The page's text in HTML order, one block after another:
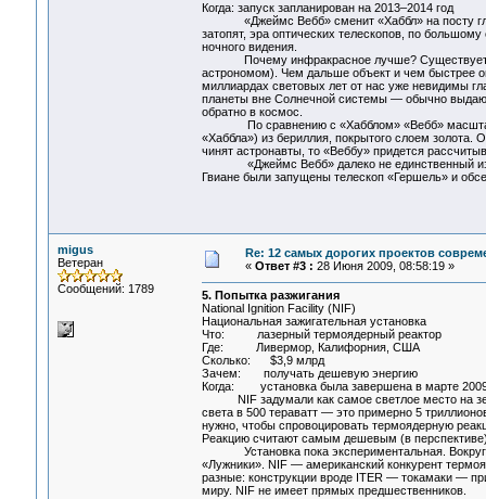
Когда: запуск запланирован на 2013–2014 год
«Джеймс Вебб» сменит «Хаббл» на посту
затопят, эра оптических телескопов, по
ночного видения.
Почему инфракрасное лучше? Существует
астрономом). Чем дальше объект и чем быстрее
миллиардах световых лет от нас уже невидимы
планеты вне Солнечной системы — обычно
обратно в космос.
По сравнению с «Хабблом» «Вебб»
«Хаббла») из бериллия, покрытого слоем золота.
чинят астронавты, то «Веббу» придется
«Джеймс Вебб» далеко не единственный из
Гвиане были запущены телескоп «Гершель» и
migus
Ветеран
Сообщений: 1789
Re: 12 самых дорогих проектов
« Ответ #3 : 28 Июня 2009, 08:58:19 »
5. Попытка разжигания
National Ignition Facility (NIF)
Национальная зажигательная установка
Что: лазерный термоядерный реактор
Где: Ливермор, Калифорния, США
Сколько: $3,9 млрд
Зачем: получать дешевую энергию
Когда: установка была завершена в марте 2009
NIF задумали как самое светлое место на
света в 500 тераватт — это примерно 5
нужно, чтобы спровоцировать термоядерную
Реакцию считают самым дешевым (в
Установка пока экспериментальная. Вокруг
«Лужники». NIF — американский конкурент
разные: конструкции вроде ITER — токамаки —
миру. NIF не имеет прямых предшественников.